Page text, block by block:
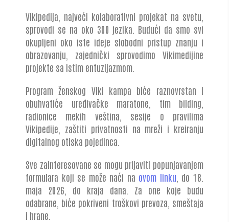
Vikipedija, najveći kolaborativni projekat na svetu,
sprovodi se na oko 300 jezika. Budući da smo svi
okupljeni oko iste ideje slobodni pristup znanju i
obrazovanju, zajednički sprovodimo Vikimedijine
projekte sa istim entuzijazmom.
Program ženskog Viki kampa biće raznovrstan i
obuhvatiće uređivačke maratone, tim bilding,
radionice mekih veština, sesije o pravilima
Vikipedije, zaštiti privatnosti na mreži i kreiranju
digitalnog otiska pojedinca.
Sve zainteresovane se mogu prijaviti popunjavanjem
formulara koji se može naći na ovom linku , do 18.
maja 2026, do kraja dana. Za one koje budu
odabrane, biće pokriveni troškovi prevoza, smeštaja
i hrane.